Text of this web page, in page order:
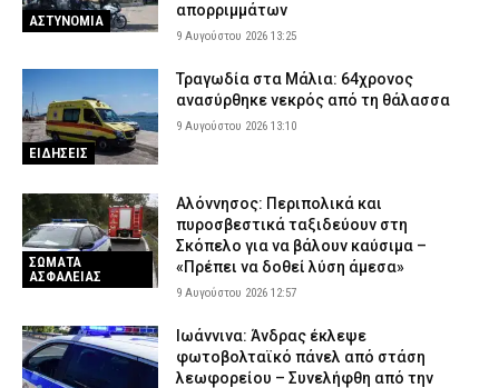
ΑΣΤΥΝΟΜΙΑ
απορριμμάτων
9 Αυγούστου 2026 13:25
ΕΙΔΗΣΕΙΣ
Τραγωδία στα Μάλια: 64χρονος
ανασύρθηκε νεκρός από τη θάλασσα
9 Αυγούστου 2026 13:10
ΣΩΜΑΤΑ
ΑΣΦΑΛΕΙΑΣ
Αλόννησος: Περιπολικά και
πυροσβεστικά ταξιδεύουν στη
Σκόπελο για να βάλουν καύσιμα –
«Πρέπει να δοθεί λύση άμεσα»
9 Αυγούστου 2026 12:57
Ιωάννινα: Άνδρας έκλεψε
φωτοβολταϊκό πάνελ από στάση
λεωφορείου – Συνελήφθη από την